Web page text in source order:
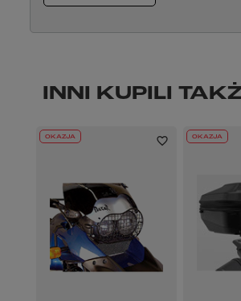
INNI KUPILI
OKAZJA OKAZJA